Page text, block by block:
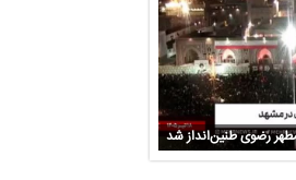
رضوی طنین‌انداز شد